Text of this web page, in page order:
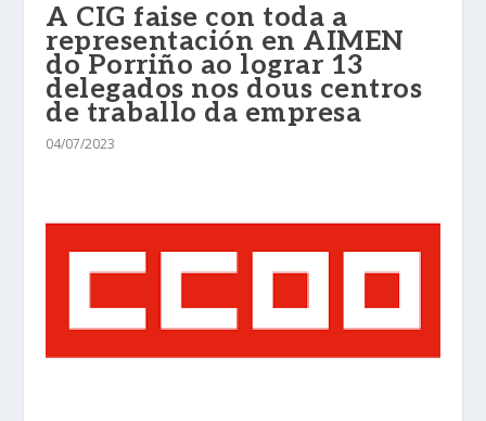
A CIG faise con toda a
representación en AIMEN
do Porriño ao lograr 13
delegados nos dous centros
de traballo da empresa
04/07/2023